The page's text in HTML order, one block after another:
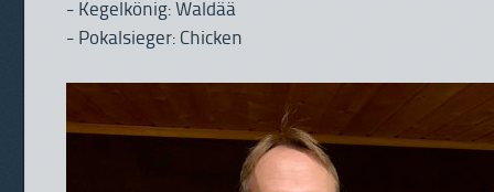
- Kegelkönig: Waldää
- Pokalsieger: Chicken